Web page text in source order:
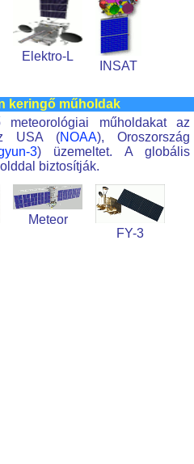
Elektro-L
INSAT
keringő műholdak
műholdakat az
USA (NOAA), Oroszország
3) üzemeltet. A globális
biztosítják.
Meteor
FY-3